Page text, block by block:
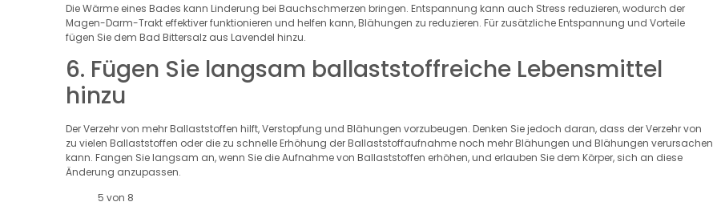
Die Wärme eines Bades kann Linderung bei Bauchschmerzen bringen. Entspannung kann auch Stress reduzieren, wodurch der
Magen-Darm-Trakt effektiver funktionieren und helfen kann, Blähungen zu reduzieren. Für zusätzliche Entspannung und Vorteile
fügen Sie dem Bad Bittersalz aus Lavendel hinzu.
6. Fügen Sie langsam ballaststoffreiche Lebensmittel
hinzu
Der Verzehr von mehr Ballaststoffen hilft, Verstopfung und Blähungen vorzubeugen. Denken Sie jedoch daran, dass der Verzehr von
zu vielen Ballaststoffen oder die zu schnelle Erhöhung der Ballaststoffaufnahme noch mehr Blähungen und Blähungen verursachen
kann. Fangen Sie langsam an, wenn Sie die Aufnahme von Ballaststoffen erhöhen, und erlauben Sie dem Körper, sich an diese
Änderung anzupassen.
5 von 8